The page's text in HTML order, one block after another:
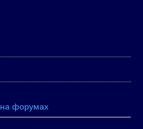
форумах